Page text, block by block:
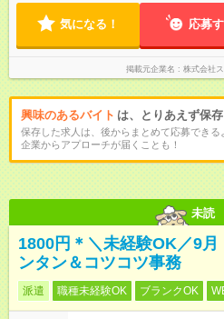
気になる！ 応募
掲載元企業名 株式会社
興味のあるバイト は、とりあえず保
保存した求人は、後からまとめて応募できる
企業からアプローチが届くことも！
未読
1800円＊＼未経験OK／9月
ンタン＆コツコツ事務
派遣 職種未経験OK ブランクOK